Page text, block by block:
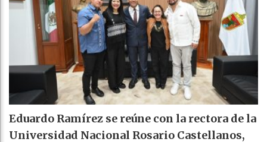
Eduardo Ramírez se reúne con la rectora de la
Universidad Nacional Rosario Castellanos,